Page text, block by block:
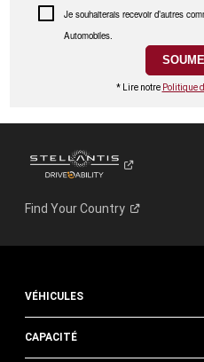
Je souhaiterais recevoir d’autres
Automobiles.
* Lire notre Politique
Find YourCountry
VÉHICULES
CAPACITÉ